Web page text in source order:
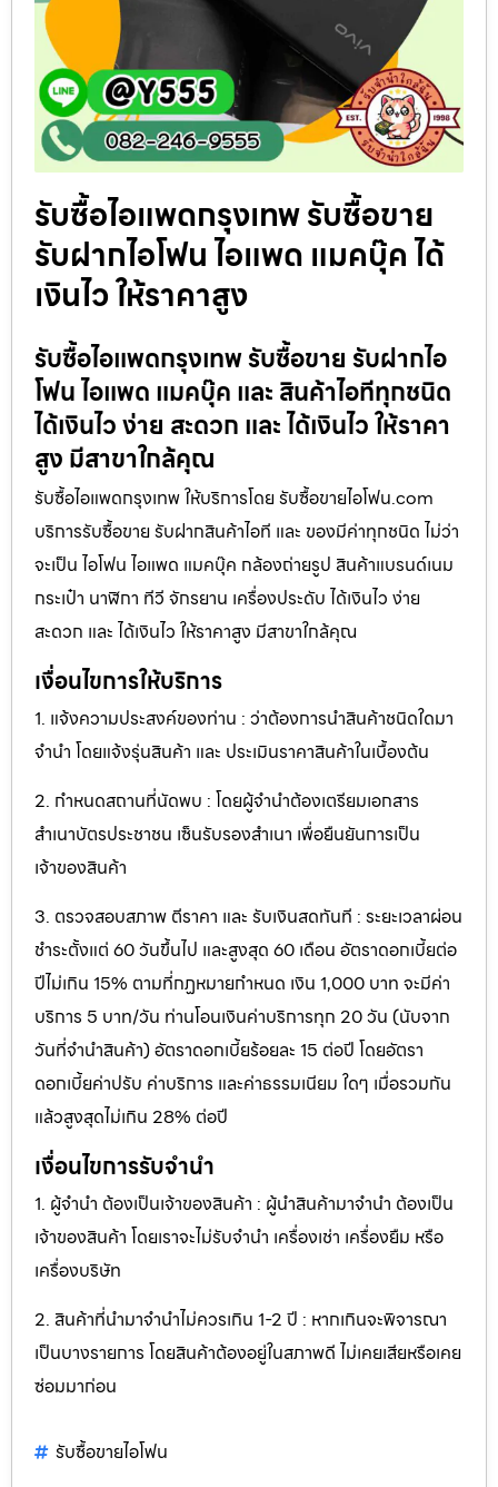
รับซื้อไอแพดกรุงเทพ รับซื้อขาย
รับฝากไอโฟน ไอแพด แมคบุ๊ค ได้
เงินไว ให้ราคาสูง
รับซื้อไอแพดกรุงเทพ รับซื้อขาย รับฝากไอ
โฟน ไอแพด แมคบุ๊ค และ สินค้าไอทีทุกชนิด
ได้เงินไว ง่าย สะดวก และ ได้เงินไว ให้ราคา
สูง มีสาขาใกล้คุณ
รับซื้อไอแพดกรุงเทพ ให้บริการโดย รับซื้อขายไอโฟน.com
บริการรับซื้อขาย รับฝากสินค้าไอที และ ของมีค่าทุกชนิด ไม่ว่า
จะเป็น ไอโฟน ไอแพด แมคบุ๊ค กล้องถ่ายรูป สินค้าแบรนด์เนม
กระเป๋า นาฬิกา ทีวี จักรยาน เครื่องประดับ ได้เงินไว ง่าย
สะดวก และ ได้เงินไว ให้ราคาสูง มีสาขาใกล้คุณ
เงื่อนไขการให้บริการ
1. แจ้งความประสงค์ของท่าน : ว่าต้องการนำสินค้าชนิดใดมา
จำนำ โดยแจ้งรุ่นสินค้า และ ประเมินราคาสินค้าในเบื้องต้น
2. กำหนดสถานที่นัดพบ : โดยผู้จำนำต้องเตรียมเอกสาร
สำเนาบัตรประชาชน เซ็นรับรองสำเนา เพื่อยืนยันการเป็น
เจ้าของสินค้า
3. ตรวจสอบสภาพ ตีราคา และ รับเงินสดทันที : ระยะเวลาผ่อน
ชำระตั้งแต่ 60 วันขึ้นไป และสูงสุด 60 เดือน อัตราดอกเบี้ยต่อ
ปีไม่เกิน 15% ตามที่กฏหมายกำหนด เงิน 1,000 บาท จะมีค่า
บริการ 5 บาท/วัน ท่านโอนเงินค่าบริการทุก 20 วัน (นับจาก
วันที่จำนำสินค้า) อัตราดอกเบี้ยร้อยละ 15 ต่อปี โดยอัตรา
ดอกเบี้ยค่าปรับ ค่าบริการ และค่าธรรมเนียม ใดๆ เมื่อรวมกัน
แล้วสูงสุดไม่เกิน 28% ต่อปี
เงื่อนไขการรับจำนำ
1. ผู้จำนำ ต้องเป็นเจ้าของสินค้า : ผู้นำสินค้ามาจำนำ ต้องเป็น
เจ้าของสินค้า โดยเราจะไม่รับจำนำ เครื่องเช่า เครื่องยืม หรือ
เครื่องบริษัท
2. สินค้าที่นำมาจำนำไม่ควรเกิน 1-2 ปี : หากเกินจะพิจารณา
เป็นบางรายการ โดยสินค้าต้องอยู่ในสภาพดี ไม่เคยเสียหรือเคย
ซ่อมมาก่อน
รับซื้อขายไอโฟน